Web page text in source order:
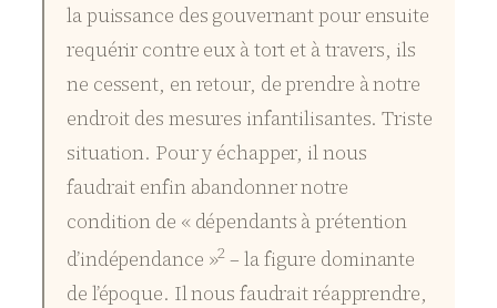
la puissance des gouvernant pour ensuite
requérir contre eux à tort et à travers, ils
ne cessent, en retour, de prendre à notre
endroit des mesures infantilisantes. Triste
situation. Pour y échapper, il nous
faudrait enfin abandonner notre
condition de « dépendants à prétention
d’indépendance »2 – la figure dominante
de l’époque. Il nous faudrait réapprendre,